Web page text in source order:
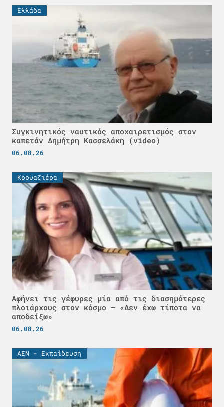
Ελλάδα
Συγκινητικός ναυτικός αποχαιρετισμός στον
καπετάν Δημήτρη Κασσελάκη (video)
06.08.26
Κρουαζιέρα
Αφήνει τις γέφυρες μία από τις διασημότερες
πλοιάρχους στον κόσμο – «Δεν έχω τίποτα να
αποδείξω»
06.08.26
ΑΕΝ - Εκπαίδευση